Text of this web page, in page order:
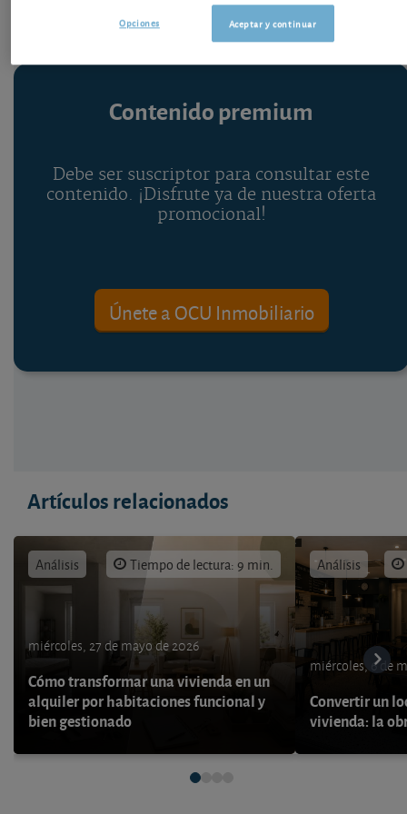
Contenido premium
Debe ser suscriptor para consultar este
contenido. ¡Disfrute ya de nuestra oferta
promocional!
Únete a OCU Inmobiliario
Artículos relacionados
Análisis Tiempo de lectura: 9 min.
miércoles, 27 de mayo de 2026
Cómo transformar una vivienda en un
alquiler por habitaciones funcional y
bien gestionado
Análisis
miércoles, 6 de
Convertir un
vivienda: la
Aceptar y continuar
Opciones